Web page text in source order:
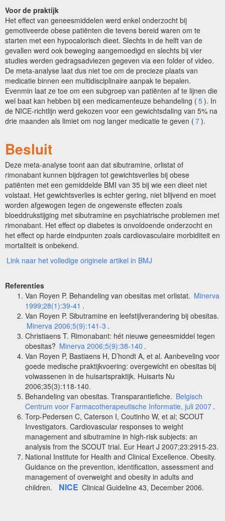
Voor de praktijk
Het effect van geneesmiddelen werd enkel onderzocht bij
gemotiveerde obese patiënten die tevens bereid waren om te
starten met een hypocalorisch dieet. Slechts in de helft van de
gevallen werd ook beweging aangemoedigd en slechts bij vier
studies werden gedragsadviezen gegeven via een folder of video.
De meta-analyse laat dus niet toe om de precieze plaats van
medicatie binnen een multidisciplinaire aanpak te bepalen.
Evenmin laat ze toe om een subgroep van patiënten af te lijnen die
wel baat kan hebben bij een medicamenteuze behandeling ( 5). In
de NICE-richtlijn werd gekozen voor een gewichtsdaling van 5% na
drie maanden als limiet om nog langer medicatie te geven ( 7).
Besluit
Deze meta-analyse toont aan dat sibutramine, orlistat of
rimonabant kunnen bijdragen tot gewichtsverlies bij obese
patiënten met een gemiddelde BMI van 35 bij wie een dieet niet
volstaat. Het gewichtsverlies is echter gering, niet blijvend en moet
worden afgewogen tegen de ongewenste effecten zoals
bloeddrukstijging met sibutramine en psychiatrische problemen met
rimonabant. Het effect op diabetes is onvoldoende onderzocht en
het effect op harde eindpunten zoals cardiovasculaire morbiditeit en
mortaliteit is onbekend.
Link naar het volledige originele artikel in BMJ
Referenties
Van Royen P. Behandeling van obesitas met orlistat. Minerva
1999;28(1):39-41 .
Van Royen P. Sibutramine en leefstijlverandering bij obesitas.
Minerva 2006;5(9):141-3 .
Christiaens T. Rimonabant: hét nieuwe geneesmiddel tegen
obesitas? Minerva 2006;5(9):38-140 .
Van Royen P, Bastiaens H, D’hondt A, et al. Aanbeveling voor
goede medische praktijkvoering: overgewicht en obesitas bij
volwassenen in de huisartspraktijk. Huisarts Nu
2006;35(3):118-140.
Behandeling van obesitas. Transparantiefiche. Belgisch
Centrum voor Farmacotherapeutische Informatie, juli 2007 .
Torp-Pedersen C, Caterson I, Coutinho W, et al; SCOUT
Investigators. Cardiovascular responses to weight
management and sibutramine in high-risk subjects: an
analysis from the SCOUT trial. Eur Heart J 2007;23:2915-23.
National Institute for Health and Clinical Excellence. Obesity.
Guidance on the prevention, identification, assessment and
management of overweight and obesity in adults and
children.
NICE Clinical Guideline 43, December 2006.